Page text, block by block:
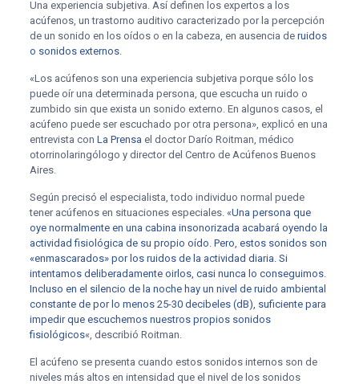
Una experiencia subjetiva. Así definen los expertos a los
acúfenos, un trastorno auditivo caracterizado por la percepción
de un sonido en los oídos o en la cabeza, en ausencia de ruidos
o sonidos externos.
«Los acúfenos son una experiencia subjetiva porque sólo los
puede oír una determinada persona, que escucha un ruido o
zumbido sin que exista un sonido externo. En algunos casos, el
acúfeno puede ser escuchado por otra persona», explicó en una
entrevista con La Prensa el doctor Darío Roitman, médico
otorrinolaringólogo y director del Centro de Acúfenos Buenos
Aires.
Según precisó el especialista, todo individuo normal puede
tener acúfenos en situaciones especiales. «Una persona que
oye normalmente en una cabina insonorizada acabará oyendo la
actividad fisiológica de su propio oído. Pero, estos sonidos son
«enmascarados» por los ruidos de la actividad diaria. Si
intentamos deliberadamente oirlos, casi nunca lo conseguimos.
Incluso en el silencio de la noche hay un nivel de ruido ambiental
constante de por lo menos 25-30 decibeles (dB), suficiente para
impedir que escuchemos nuestros propios sonidos
fisiológicos«, describió Roitman.
El acúfeno se presenta cuando estos sonidos internos son de
niveles más altos en intensidad que el nivel de los sonidos